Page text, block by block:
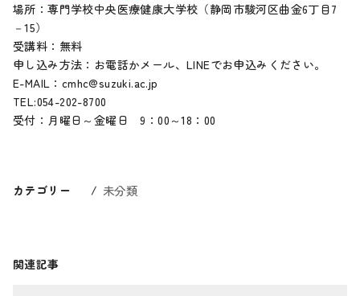
場所：専門学校中央医療健康大学校（静岡市駿河区曲金6丁目7
－15）
受講料：無料
申し込み方法：お電話かメール、LINEでお申込みください。
E-MAIL：cmhc@suzuki.ac.jp
TEL:054-202-8700
受付：月曜日～金曜日 9：00～18：00
カテゴリー 未分類
関連記事